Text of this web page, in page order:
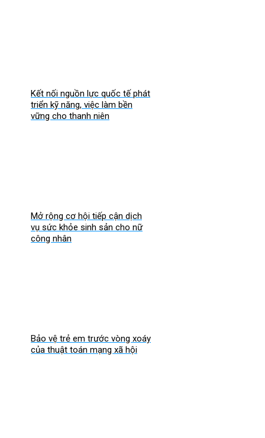
Kết nối nguồn lực quốc tế phát
triển kỹ năng, việc làm bền
vững cho thanh niên
Mở rộng cơ hội tiếp cận dịch
vụ sức khỏe sinh sản cho nữ
công nhân
Bảo vệ trẻ em trước vòng xoáy
của thuật toán mạng xã hội